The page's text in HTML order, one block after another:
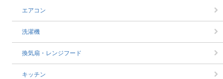
エアコン
洗濯機
換気扇・レンジフード
キッチン